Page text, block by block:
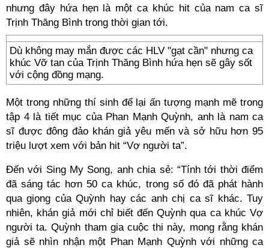
nhưng đây hứa hẹn là một ca khúc hit của nam ca sĩ
Trịnh Thăng Bình trong thời gian tới.
Dù không may mắn được các HLV "gạt cần" nhưng ca
khúc Vỡ tan của Trịnh Thăng Bình hứa hẹn sẽ gây sốt
với cộng đồng mạng.
Một trong những thí sinh để lại ấn tượng mạnh mẽ trong
tập 4 là tiết mục của Phan Mạnh Quỳnh, anh là nam ca
sĩ được đông đảo khán giả yêu mến và sở hữu hơn 95
triệu lượt xem với bản hit “Vợ người ta”.
Đến với Sing My Song, anh chia sẻ: “Tính tới thời điểm
đã sáng tác hơn 50 ca khúc, trong số đó đã phát hành
qua giọng của Quỳnh hay các anh chị ca sĩ khác. Tuy
nhiên, khán giả mới chỉ biết đến Quỳnh qua ca khúc Vợ
người ta. Quỳnh tham gia cuộc thi này, mong rằng khán
giả sẽ nhìn nhận một Phan Mạnh Quỳnh với những ca